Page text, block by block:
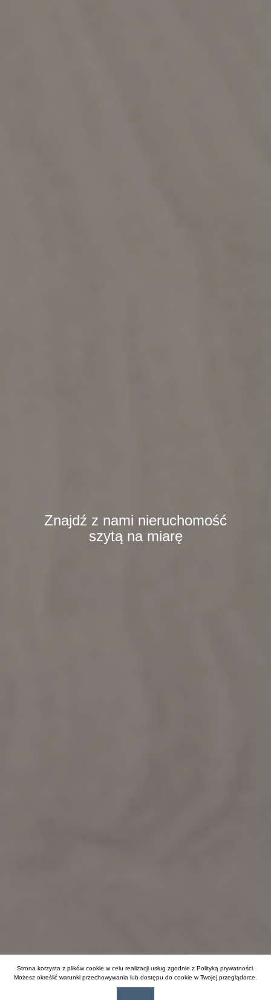
Znajdź z nami nieruchomość
szytą na miarę
Strona korzysta z plików cookie w celu realizacji usług zgodnie z Polityką prywatności.
Możesz określić warunki przechowywania lub dostępu do cookie w Twojej przeglądarce.